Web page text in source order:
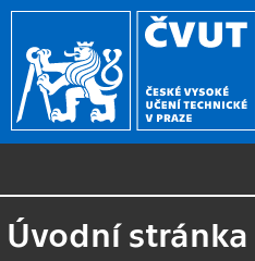
Úvodní stránka